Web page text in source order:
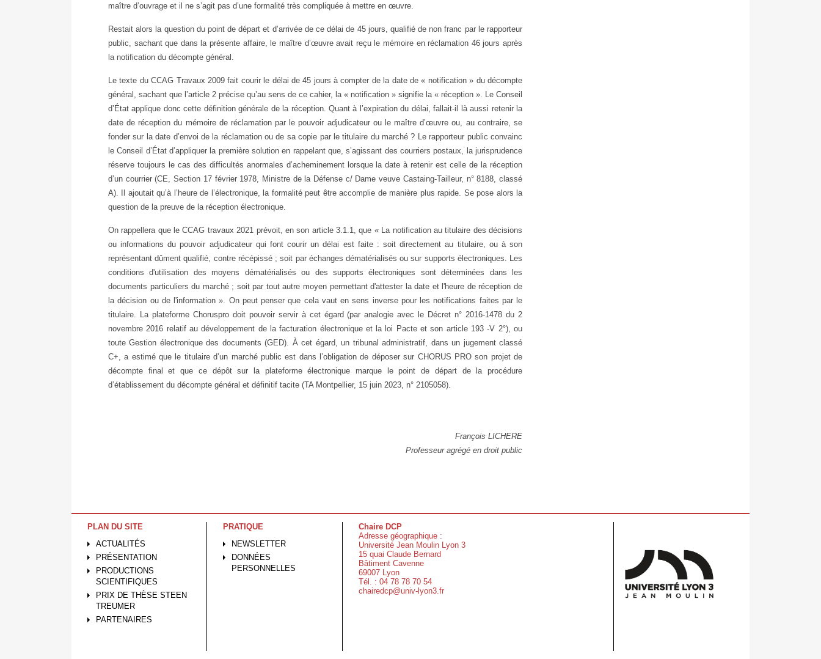
maître d’ouvrage et il ne s’agit pas d’une formalité très compliquée à mettre en œuvre.
Restait alors la question du point de départ et d’arrivée de ce délai de 45 jours, qualifié de non franc par le rapporteur
public, sachant que dans la présente affaire, le maître d’œuvre avait reçu le mémoire en réclamation 46 jours après
la notification du décompte général.
Le texte du CCAG Travaux 2009 fait courir le délai de 45 jours à compter de la date de « notification » du décompte
général, sachant que l’article 2 précise qu’au sens de ce cahier, la « notification » signifie la « réception ». Le Conseil
d’État applique donc cette définition générale de la réception. Quant à l’expiration du délai, fallait-il là aussi retenir la
date de réception du mémoire de réclamation par le pouvoir adjudicateur ou le maître d’œuvre ou, au contraire, se
fonder sur la date d’envoi de la réclamation ou de sa copie par le titulaire du marché ? Le rapporteur public convainc
le Conseil d’État d’appliquer la première solution en rappelant que, s’agissant des courriers postaux, la jurisprudence
réserve toujours le cas des difficultés anormales d’acheminement lorsque la date à retenir est celle de la réception
d’un courrier (CE, Section 17 février 1978, Ministre de la Défense c/ Dame veuve Castaing-Tailleur, n° 8188, classé
A). Il ajoutait qu’à l’heure de l’électronique, la formalité peut être accomplie de manière plus rapide. Se pose alors la
question de la preuve de la réception électronique.
On rappellera que le CCAG travaux 2021 prévoit, en son article 3.1.1, que « La notification au titulaire des décisions
ou informations du pouvoir adjudicateur qui font courir un délai est faite : soit directement au titulaire, ou à son
représentant dûment qualifié, contre récépissé ; soit par échanges dématérialisés ou sur supports électroniques. Les
conditions d'utilisation des moyens dématérialisés ou des supports électroniques sont déterminées dans les
documents particuliers du marché ; soit par tout autre moyen permettant d'attester la date et l'heure de réception de
la décision ou de l'information ». On peut penser que cela vaut en sens inverse pour les notifications faites par le
titulaire. La plateforme Choruspro doit pouvoir servir à cet égard (par analogie avec le Décret n° 2016-1478 du 2
novembre 2016 relatif au développement de la facturation électronique et la loi Pacte et son article 193 -V 2°), ou
toute Gestion électronique des documents (GED). À cet égard, un tribunal administratif, dans un jugement classé
C+, a estimé que le titulaire d’un marché public est dans l’obligation de déposer sur CHORUS PRO son projet de
décompte final et que ce dépôt sur la plateforme électronique marque le point de départ de la procédure
d’établissement du décompte général et définitif tacite (TA Montpellier, 15 juin 2023, n° 2105058).
François LICHERE
Professeur agrégé en droit public
PLAN DU SITE
ACTUALITÉS
PRÉSENTATION
PRODUCTIONS
SCIENTIFIQUES
PRIX DE THÈSE STEEN
TREUMER
PARTENAIRES
PRATIQUE
NEWSLETTER
DONNÉES
PERSONNELLES
Chaire DCP
Adresse géographique :
Université Jean Moulin Lyon 3
15 quai Claude Bernard
Bâtiment Cavenne
69007 Lyon
Tél. : 04 78 78 70 54
chairedcp@univ-lyon3.fr